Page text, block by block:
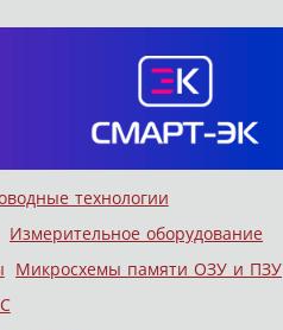
технологии
Измерительное оборудование
Микросхемы памяти ОЗУ и ПЗУ